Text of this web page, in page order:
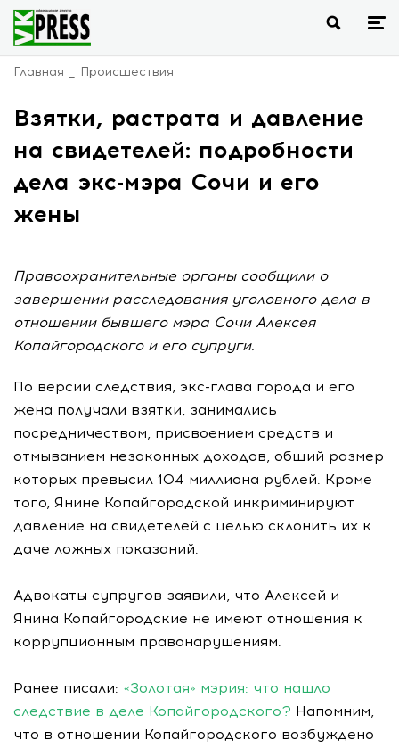
Главная Происшествия
Взятки, растрата и давление
на свидетелей: подробности
дела экс-мэра Сочи и его
жены
Правоохранительные органы сообщили о
завершении расследования уголовного дела в
отношении бывшего мэра Сочи Алексея
Копайгородского и его супруги.
По версии следствия, экс-глава города и его
жена получали взятки, занимались
посредничеством, присвоением средств и
отмыванием незаконных доходов, общий размер
которых превысил 104 миллиона рублей. Кроме
того, Янине Копайгородской инкриминируют
давление на свидетелей с целью склонить их к
даче ложных показаний.
Адвокаты супругов заявили, что Алексей и
Янина Копайгородские не имеют отношения к
коррупционным правонарушениям.
Ранее писали: «Золотая» мэрия: что нашло
следствие в деле Копайгородского? Напомним,
что в отношении Копайгородского возбуждено